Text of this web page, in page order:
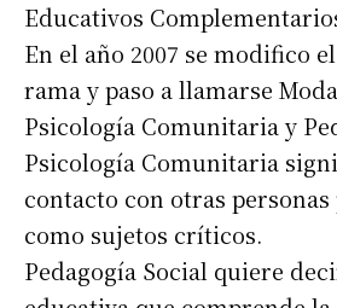
Educativos
En el año 2007 se modifico
rama y paso a llamarse
Psicología Comunitaria y
Psicología Comunitaria
contacto con otras
como sujetos críticos.
Pedagogía Social quiere